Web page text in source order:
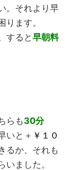
。それより早
ります。
すると早朝料
らも30分
いと＋ ￥１０
るか、それも
ました。